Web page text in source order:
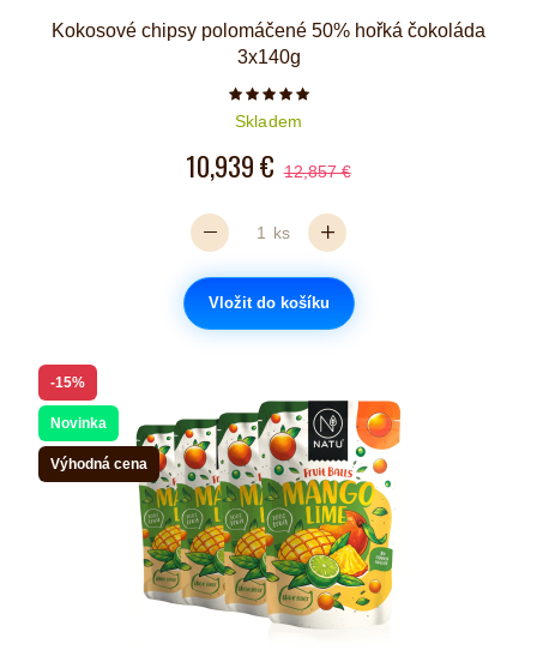
Kokosové chipsy polomáčené 50% hořká čokoláda
3x140g
Počet hvězdiček je 5 z 5
Skladem
10,939 € 12,857 €
ks
Vložit do košíku
-15%
Novinka
Výhodná cena